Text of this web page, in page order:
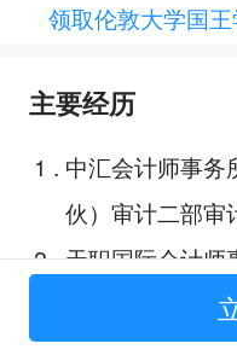
领取伦敦大学国
主要经历
1 . 中汇会计师事务
伙）审计二部审
2.天职国际会计师
合伙）审计部门